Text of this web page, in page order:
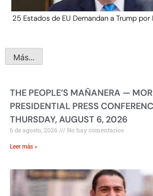
25 Estados de EU Demandan a Trump por
Más...
THE PEOPLE’S MAÑANERA —
PRESIDENTIAL PRESS
THURSDAY, AUGUST 6, 2026
6 de agosto, 2026 No hay comentarios
Leer más »